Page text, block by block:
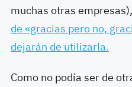
muchas otras
de «gracias pero no,
dejarán de utilizarla.
Como no podía ser de